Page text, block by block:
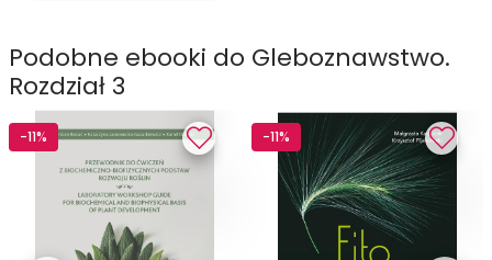
Podobne ebooki do Gleboznawstwo.
Rozdział 3
-11% -11%